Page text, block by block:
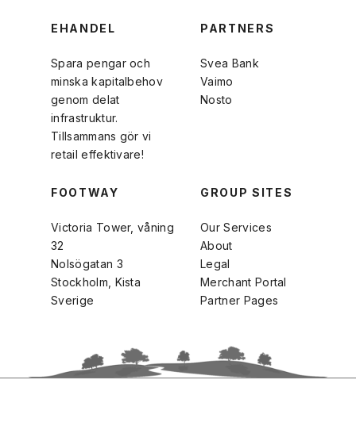
EHANDEL
Spara pengar och
minska kapitalbehov
genom delat
infrastruktur.
Tillsammans gör vi
retail effektivare!
PARTNERS
Svea Bank
Vaimo
Nosto
FOOTWAY
Victoria Tower, våning
32
Nolsögatan 3
Stockholm, Kista
Sverige
GROUP SITES
Our Services
About
Legal
Merchant Portal
Partner Pages